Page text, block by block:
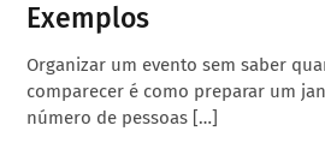
Exemplos
Organizar um evento sem saber
comparecer é como preparar um
número de pessoas […]